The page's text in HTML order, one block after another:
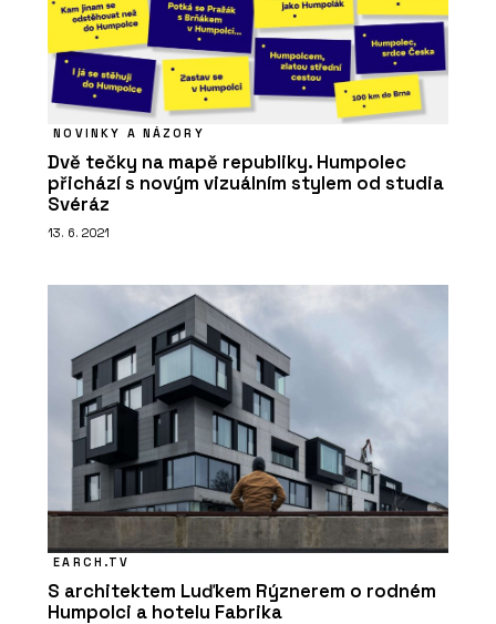
NOVINKY A NÁZORY
Dvě tečky na mapě republiky. Humpolec
přichází s novým vizuálním stylem od studia
Svéráz
13. 6. 2021
EARCH.TV
S architektem Luďkem Rýznerem o rodném
Humpolci a hotelu Fabrika